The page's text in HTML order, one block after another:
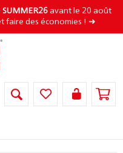
SUMMER26 avant le 20 août
faire des économies ! ➜